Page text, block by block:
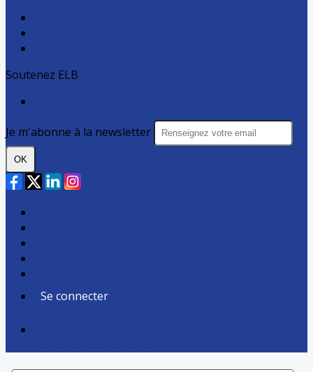
Soutenez ELB
Je m'abonne à la newsletter
OK
Se connecter